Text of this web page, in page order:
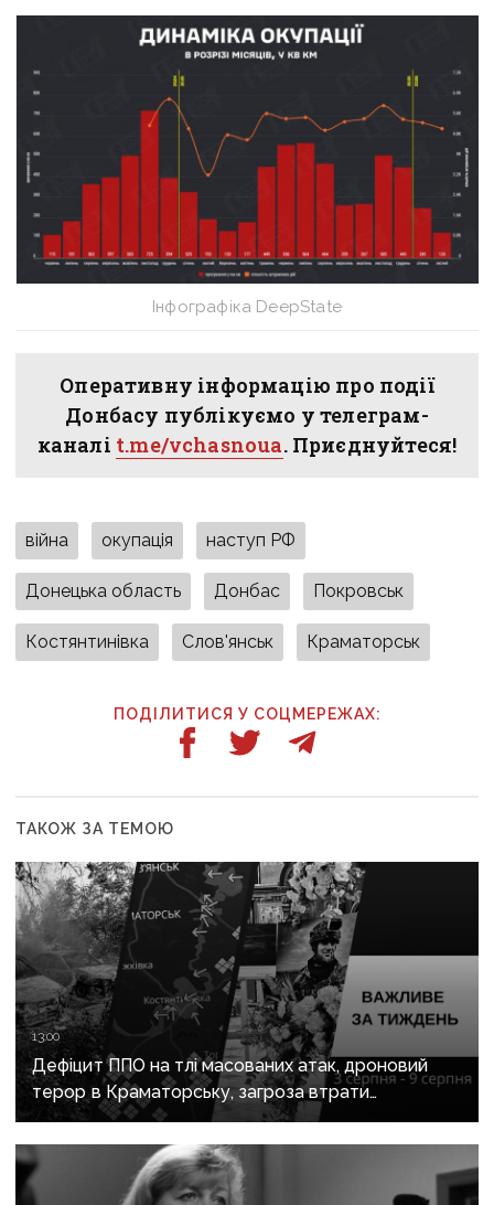
Інфографіка DeepState
Оперативну інформацію про події
Донбасу публікуємо у телеграм-
каналі t.me/vchasnoua. Приєднуйтеся!
війна окупація наступ РФ
Донецька область Донбас Покровськ
Костянтинівка Слов'янськ Краматорськ
ПОДІЛИТИСЯ У СОЦМЕРЕЖАХ:
ТАКОЖ ЗА ТЕМОЮ
13:00
Дефіцит ППО на тлі масованих атак, дроновий
терор в Краматорську, загроза втрати
Костянтинівки та прощання з Олексієм Юковим:
важливе за тиждень